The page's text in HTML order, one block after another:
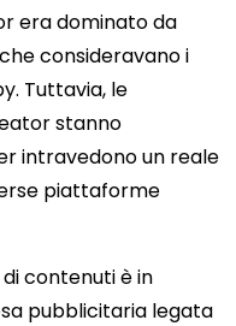
era dominato da
consideravano i
Tuttavia, le
stanno
intravedono un reale
piattaforme
contenuti è in
pubblicitaria legata